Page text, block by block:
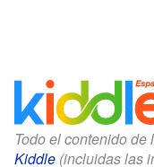
Todo el contenido de
Kiddle (incluidas las